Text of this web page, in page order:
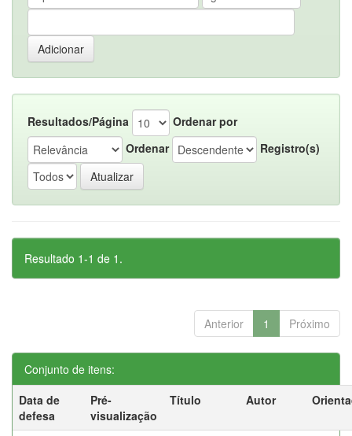
Resultados/Página
Ordenar por
Ordenar
Registro(s)
Resultado 1-1 de 1.
Anterior 1 Próximo
Conjunto de itens:
Data de
defesa
Pré-
visualização
Título Autor